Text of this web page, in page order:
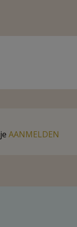
AANMELDEN